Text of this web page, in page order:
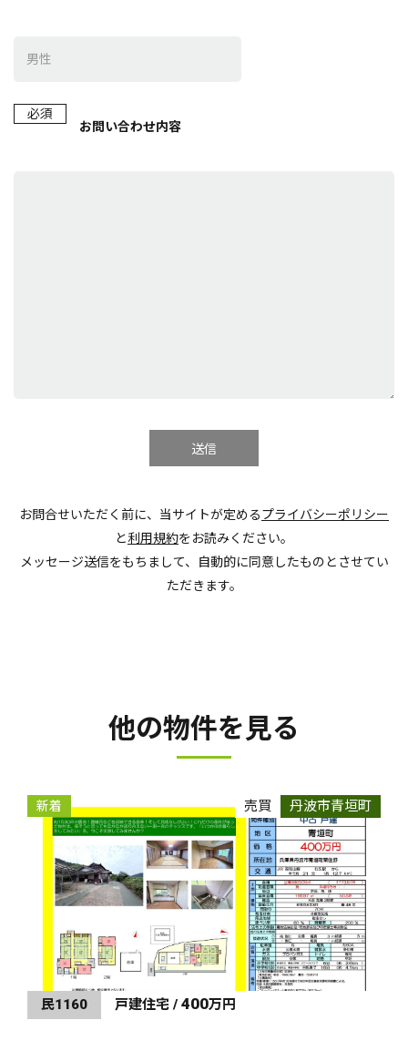
必須
お問い合わせ内容
お問合せいただく前に、当サイトが定めるプライバシーポリシー
と利用規約をお読みください。
メッセージ送信をもちまして、自動的に同意したものとさせてい
ただきます。
他の物件を見る
新着 売買 丹波市青垣町
民1160 戸建住宅 / 400万円